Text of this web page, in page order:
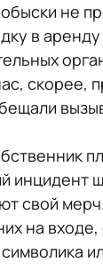
не
в
скорее,
инцидент
свой
на входе,